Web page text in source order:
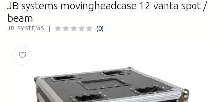
JB systems movingheadcase 12 vanta spot /
beam
JB SYSTEMS (0)